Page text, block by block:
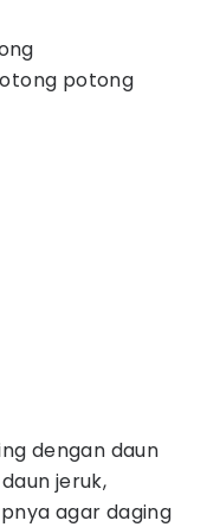
potong
dengan daun
jeruk,
agar daging